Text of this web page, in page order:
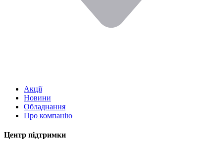
Акції
Новини
Обладнання
Про компанію
Центр підтримки